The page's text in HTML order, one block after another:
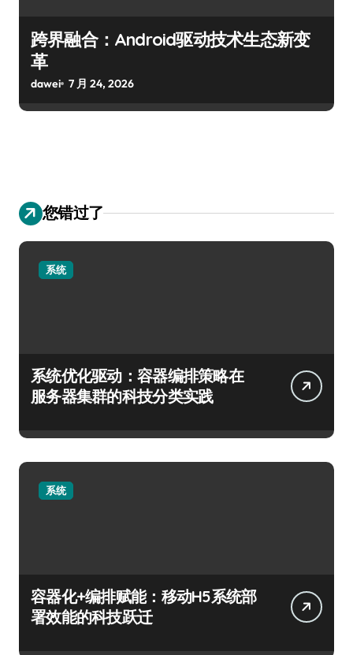
跨界融合：Android驱动技术生态新变
革
dawei 7 月 24, 2026
您错过了
系统
系统优化驱动：容器编排策略在
服务器集群的科技分类实践
系统
容器化+编排赋能：移动H5系统部
署效能的科技跃迁